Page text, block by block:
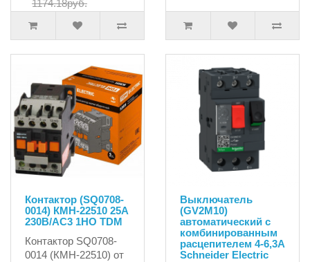
1174.18руб.
Контактор (SQ0708-
0014) КМН-22510 25А
230В/АС3 1НО TDM
Контактор SQ0708-
0014 (КМН-22510) от
Выключатель
(GV2M10)
автоматический с
комбинированным
расцепителем 4-6,3A
Schneider Electric